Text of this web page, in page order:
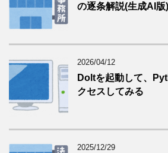
の逐条解説(生成AI版)
2026/04/12
Doltを起動して、
クセスしてみる
2025/12/29